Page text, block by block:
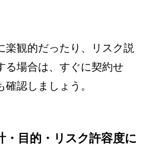
楽観的だったり、リスク説
る場合は、すぐに契約せ
認しましょう。
・目的・リスク許容度に